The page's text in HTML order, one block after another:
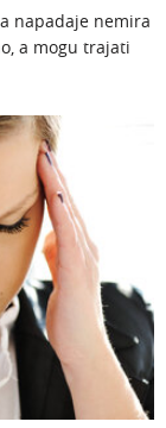
napadaje nemira
a mogu trajati